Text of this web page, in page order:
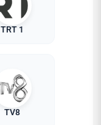
TRT 1
TV8